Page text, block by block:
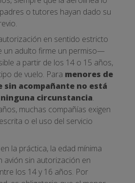
o tutores hayan dado su
en sentido estricto
un adulto firme un permiso—
a partir de los 14 o 15 años,
de vuelo. Para menores de
sin acompañante no está
circunstancia.
muchas compañías exigen
o el uso del servicio
la práctica, la edad mínima
avión sin autorización en
los 14 y 16 años. Por